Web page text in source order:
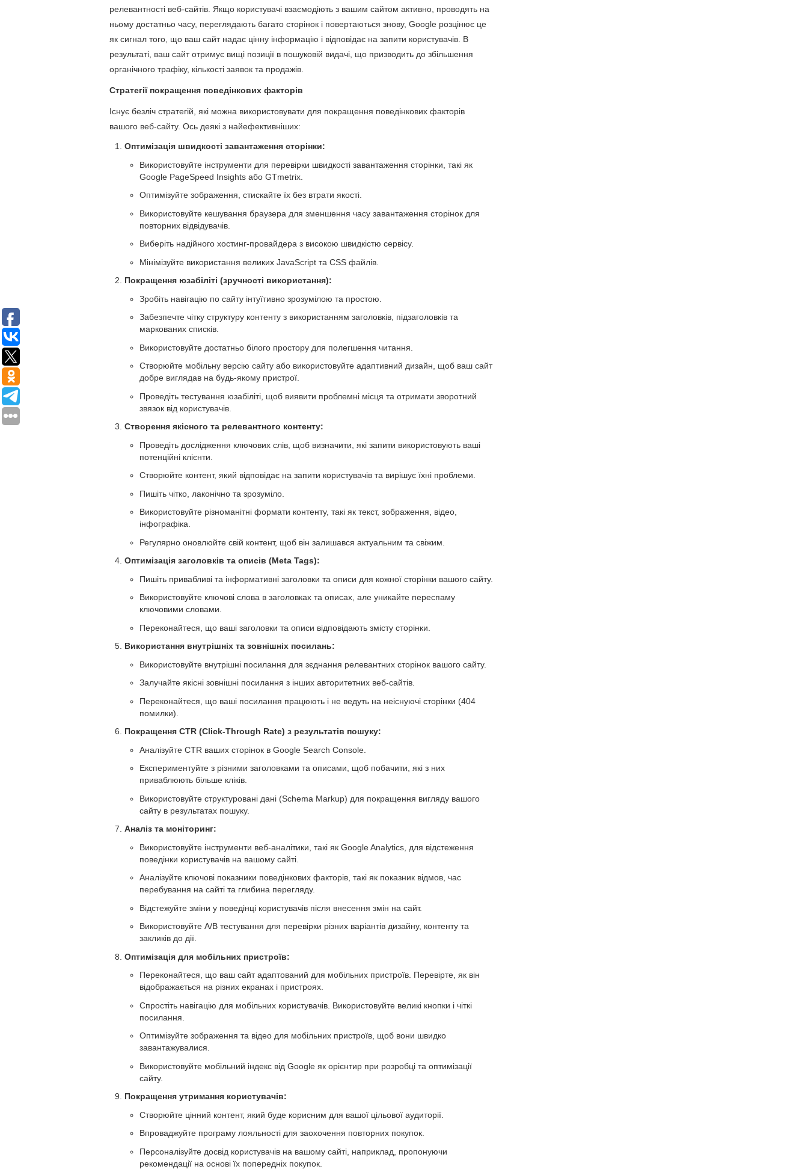
релевантності веб-сайтів. Якщо користувачі взаємодіють з вашим сайтом активно, проводять на
ньому достатньо часу, переглядають багато сторінок і повертаються знову, Google розцінює це
як сигнал того, що ваш сайт надає цінну інформацію і відповідає на запити користувачів. В
результаті, ваш сайт отримує вищі позиції в пошуковій видачі, що призводить до збільшення
органічного трафіку, кількості заявок та продажів.
Стратегії покращення поведінкових факторів
Існує безліч стратегій, які можна використовувати для покращення поведінкових факторів
вашого веб-сайту. Ось деякі з найефективніших:
Оптимізація швидкості завантаження сторінки:
Використовуйте інструменти для перевірки швидкості завантаження сторінки, такі як
Google PageSpeed Insights або GTmetrix.
Оптимізуйте зображення, стискайте їх без втрати якості.
Використовуйте кешування браузера для зменшення часу завантаження сторінок для
повторних відвідувачів.
Виберіть надійного хостинг-провайдера з високою швидкістю сервісу.
Мінімізуйте використання великих JavaScript та CSS файлів.
Покращення юзабіліті (зручності використання):
Зробіть навігацію по сайту інтуїтивно зрозумілою та простою.
Забезпечте чітку структуру контенту з використанням заголовків, підзаголовків та
маркованих списків.
Використовуйте достатньо білого простору для полегшення читання.
Створюйте мобільну версію сайту або використовуйте адаптивний дизайн, щоб ваш сайт
добре виглядав на будь-якому пристрої.
Проведіть тестування юзабіліті, щоб виявити проблемні місця та отримати зворотний
звязок від користувачів.
Створення якісного та релевантного контенту:
Проведіть дослідження ключових слів, щоб визначити, які запити використовують ваші
потенційні клієнти.
Створюйте контент, який відповідає на запити користувачів та вирішує їхні проблеми.
Пишіть чітко, лаконічно та зрозуміло.
Використовуйте різноманітні формати контенту, такі як текст, зображення, відео,
інфографіка.
Регулярно оновлюйте свій контент, щоб він залишався актуальним та свіжим.
Оптимізація заголовків та описів (Meta Tags):
Пишіть привабливі та інформативні заголовки та описи для кожної сторінки вашого сайту.
Використовуйте ключові слова в заголовках та описах, але уникайте переспаму
ключовими словами.
Переконайтеся, що ваші заголовки та описи відповідають змісту сторінки.
Використання внутрішніх та зовнішніх посилань:
Використовуйте внутрішні посилання для зєднання релевантних сторінок вашого сайту.
Залучайте якісні зовнішні посилання з інших авторитетних веб-сайтів.
Переконайтеся, що ваші посилання працюють і не ведуть на неіснуючі сторінки (404
помилки).
Покращення CTR (Click-Through Rate) з результатів пошуку:
Аналізуйте CTR ваших сторінок в Google Search Console.
Експериментуйте з різними заголовками та описами, щоб побачити, які з них
приваблюють більше кліків.
Використовуйте структуровані дані (Schema Markup) для покращення вигляду вашого
сайту в результатах пошуку.
Аналіз та моніторинг:
Використовуйте інструменти веб-аналітики, такі як Google Analytics, для відстеження
поведінки користувачів на вашому сайті.
Аналізуйте ключові показники поведінкових факторів, такі як показник відмов, час
перебування на сайті та глибина перегляду.
Відстежуйте зміни у поведінці користувачів після внесення змін на сайт.
Використовуйте A/B тестування для перевірки різних варіантів дизайну, контенту та
закликів до дії.
Оптимізація для мобільних пристроїв:
Переконайтеся, що ваш сайт адаптований для мобільних пристроїв. Перевірте, як він
відображається на різних екранах і пристроях.
Спростіть навігацію для мобільних користувачів. Використовуйте великі кнопки і чіткі
посилання.
Оптимізуйте зображення та відео для мобільних пристроїв, щоб вони швидко
завантажувалися.
Використовуйте мобільний індекс від Google як орієнтир при розробці та оптимізації
сайту.
Покращення утримання користувачів:
Створюйте цінний контент, який буде корисним для вашої цільової аудиторії.
Впроваджуйте програму лояльності для заохочення повторних покупок.
Персоналізуйте досвід користувачів на вашому сайті, наприклад, пропонуючи
рекомендації на основі їх попередніх покупок.